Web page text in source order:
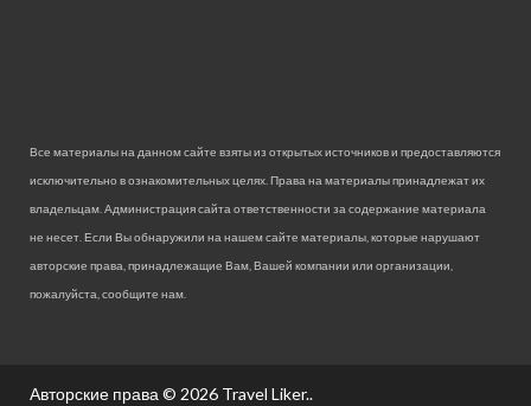
Все материалы на данном сайте взяты из открытых источников и предоставляются
исключительно в ознакомительных целях. Права на материалы принадлежат их
владельцам. Администрация сайта ответственности за содержание материала
не несет. Если Вы обнаружили на нашем сайте материалы, которые нарушают
авторские права, принадлежащие Вам, Вашей компании или организации,
пожалуйста, сообщите нам.
Авторские права © 2026 Travel Liker..